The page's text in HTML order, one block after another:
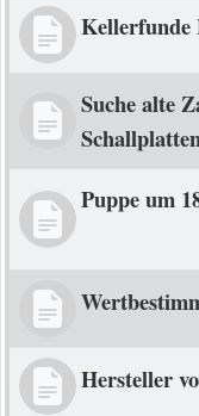
Kellerfunde
Suche alte
Puppe um
Hersteller